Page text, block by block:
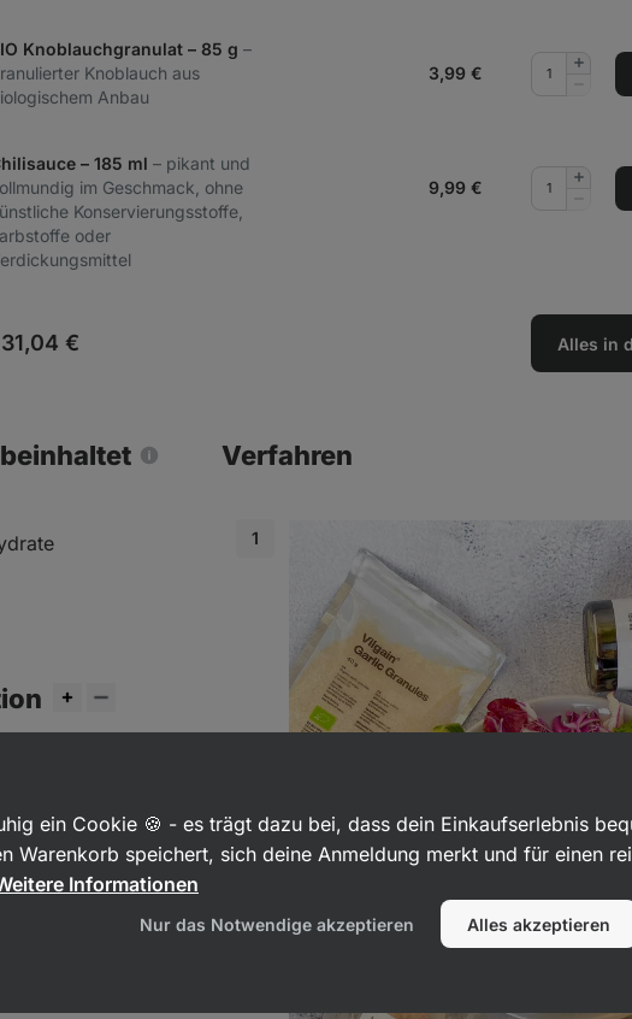
Knoblauchgranulat – 85 g –
Knoblauch aus
Anbau
3,99 €
Menge
– 185 ml – pikant und
im Geschmack, ohne
Konservierungsstoffe,
oder
9,99 €
Menge
31,04 € Alles in
Ingwer
Verfahren
ein Cookie 🍪 - es trägt dazu bei, dass dein Einkaufserlebnis
Warenkorb speichert, sich deine Anmeldung merkt und für einen
Informationen
Nur das Notwendige akzeptieren Alles akzeptieren